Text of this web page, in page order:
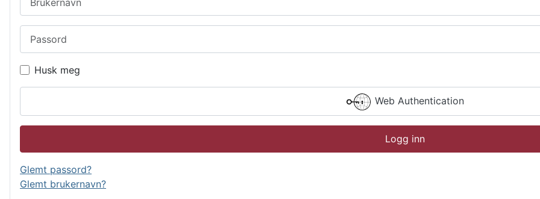
Husk meg
Web Authentication
Logg inn
Glemt passord?
Glemt brukernavn?